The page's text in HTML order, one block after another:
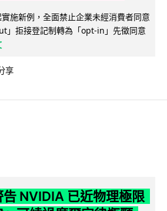
施新例，全面禁止企業未經消費者同意
」拒接登記制轉為「opt-in」先徵同意
享
NVIDIA 已近物理極限